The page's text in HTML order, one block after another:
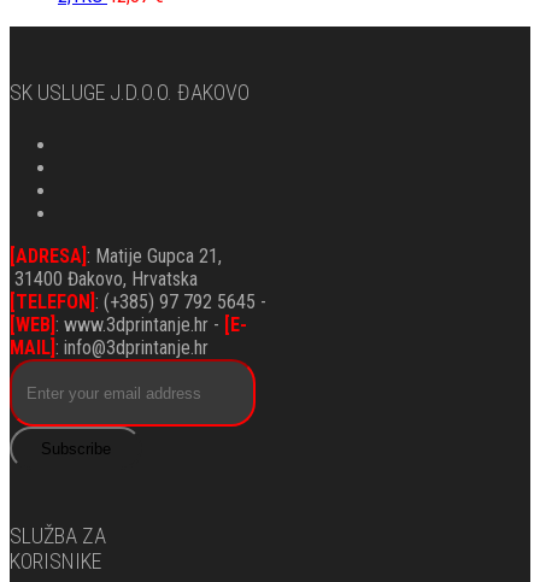
SK USLUGE J.d.o.o. ĐAKOVO
[ADRESA] : Matije Gupca 21,
31400 Đakovo, Hrvatska
[TELEFON] : (+385) 97 792 5645 -
[WEB] : www.3dprintanje.hr -
[E-
MAIL] : info@3dprintanje.hr
Subscribe
SLUŽBA ZA
KORISNIKE